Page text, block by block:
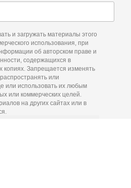
и загружать материалы этого
использования, при
об авторском праве и
содержащихся в
копиях. Запрещается изменять
или
или использовать их любым
или коммерческих целей.
на других сайтах или в